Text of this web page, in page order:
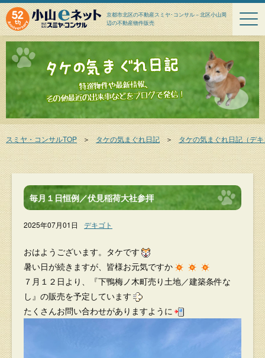
京都市北区の不動産スミヤ･コンサル－北区小山周
辺の不動産物件販売
スミヤ・コンサルTOP ＞ タケの気まぐれ日記 ＞ タケの気まぐれ日記（デ
毎月１日恒例／伏見稲荷大社参拝
2025年07月01日 デキゴト
おはようございます。タケです
暑い日が続きますが、皆様お元気ですか
７月１２日より、『下鴨梅ノ木町売り土地／建築条件な
し』の販売を予定しています
たくさんお問い合わせがありますように